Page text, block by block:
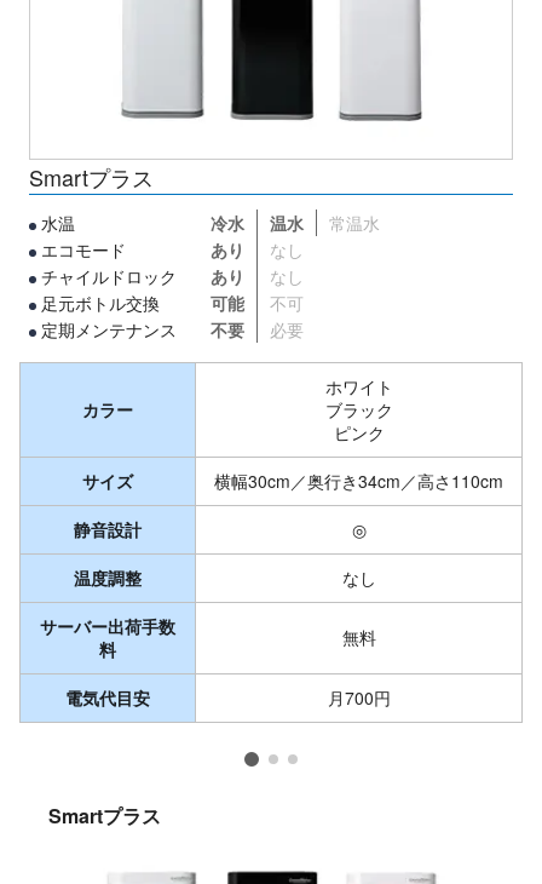
Smartプラス
水温 冷水 温水
常温水
エコモード
あり
なし
チャイルドロック
あり
なし
足元ボトル交換
可能
不可
定期メンテナンス
不要 必要
カラー
ホワイト
ブラック
ピンク
サイズ
横幅30cm／奥行き34cm／高さ110cm
静音設計
◎
温度調整
なし
サーバー出荷手数
料
無料
電気代目安 月700円
Smartプラス